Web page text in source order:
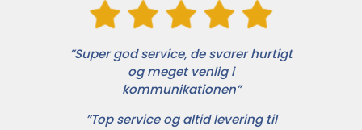
”Super god service, de svarer hurtigt
og meget venlig i
kommunikationen”
”Top service og altid levering til